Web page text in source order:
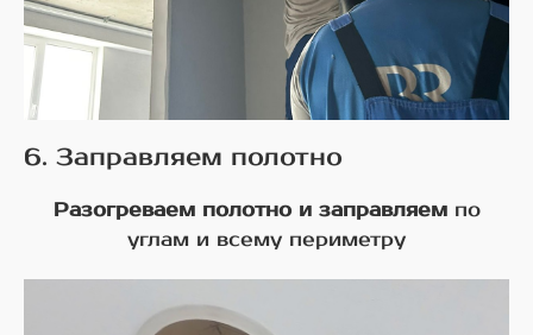
6. Заправляем полотно
Разогреваем полотно и заправляемпо
углам и всему периметру